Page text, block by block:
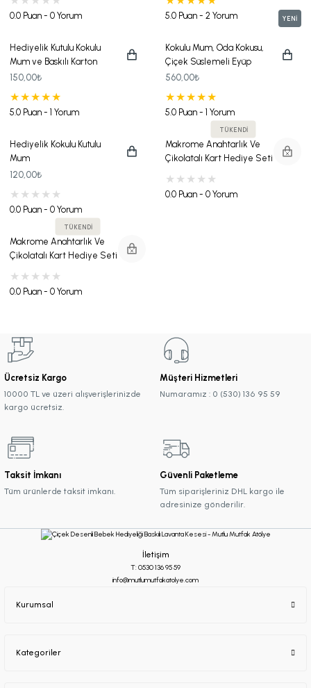
0.0 Puan - 0 Yorum 5.0 Puan - 2 Yorum
Hediyelik Kutulu Kokulu
Mum ve Baskılı Karton
Çanta Seti
150,00₺
5.0 Puan - 1 Yorum
YENİ
Kokulu Mum, Oda Kokusu,
Çiçek Süslemeli Eyüp
Sabri Tuncer Kolonya
Karton Çanta Hediye Seti
560,00₺
5.0 Puan - 1 Yorum
Hediyelik Kokulu Kutulu
Mum
120,00₺
0.0 Puan - 0 Yorum
TÜKENDİ
Makrome Anahtarlık Ve
Çikolatalı Kart Hediye Seti
0.0 Puan - 0 Yorum
TÜKENDİ
Makrome Anahtarlık Ve
Çikolatalı Kart Hediye Seti
0.0 Puan - 0 Yorum
Ücretsiz Kargo
10000 TL ve üzeri alışverişlerinizde
kargo ücretsiz.
Müşteri Hizmetleri
Numaramız : 0 (530) 136 95 59
Taksit İmkanı
Tüm ürünlerde taksit imkanı.
Güvenli Paketleme
Tüm siparişleriniz DHL kargo ile
adresinize gönderilir.
İletişim
T: 0530 136 95 59
info@mutlumutfakatolye.com
Kurumsal
Kategoriler